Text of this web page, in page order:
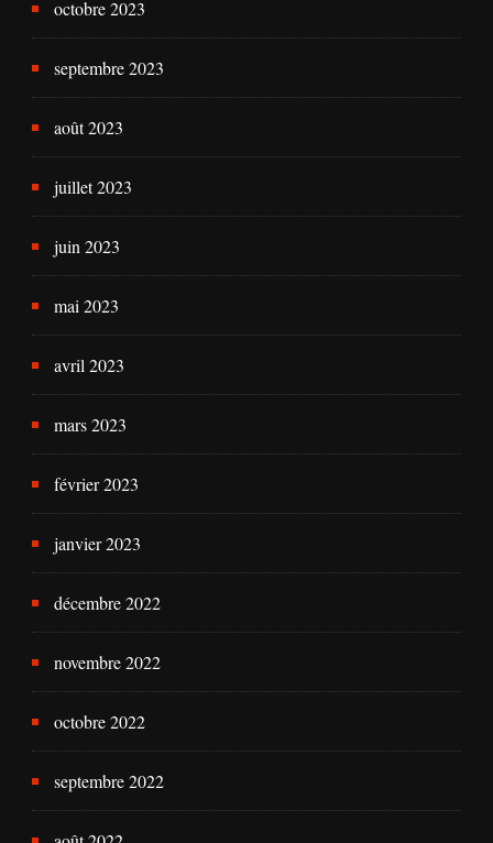
octobre 2023
septembre 2023
août 2023
juillet 2023
juin 2023
mai 2023
avril 2023
mars 2023
février 2023
janvier 2023
décembre 2022
novembre 2022
octobre 2022
septembre 2022